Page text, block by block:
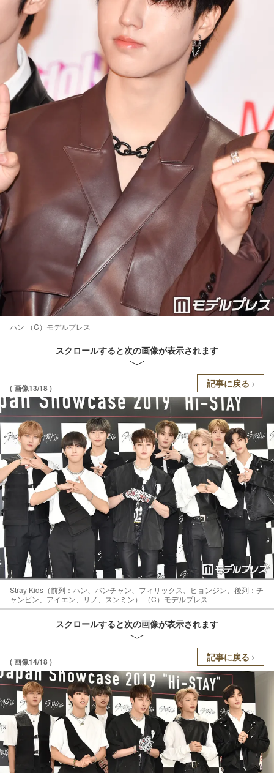
ハン （C）モデルプレス
スクロールすると次の画像が表示されます
( 画像13/18 ) 記事に戻る
Stray Kids（前列：ハン、バンチャン、フィリックス、ヒョンジン、後列：チ
ャンビン、アイエン、リノ、スンミン） （C）モデルプレス
スクロールすると次の画像が表示されます
( 画像14/18 ) 記事に戻る